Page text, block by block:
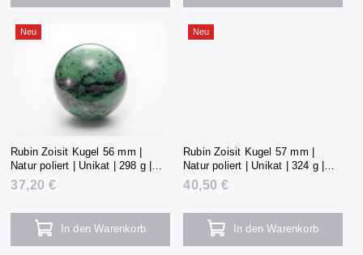
Neu
Rubin Zoisit Kugel 56 mm |
Natur poliert | Unikat | 298 g |
Tansania
37,20 €
In den Warenkorb
Neu
Rubin Zoisit Kugel 57 mm |
Natur poliert | Unikat | 324 g |
Tansania
40,50 €
In den Warenkorb